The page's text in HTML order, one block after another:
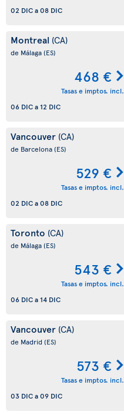
02 DICa08 DIC
Montreal (CA)
de Málaga(ES)
468 €
Tasas e imptos. incl.
06 DICa 12 DIC
Vancouver (CA)
de Barcelona(ES)
529 €
Tasas e imptos. incl.
02 DICa08 DIC
Toronto (CA)
de Málaga(ES)
543 €
Tasas e imptos. incl.
06 DICa 14 DIC
Vancouver (CA)
de Madrid(ES)
573 €
Tasas e imptos. incl.
03 DICa09 DIC